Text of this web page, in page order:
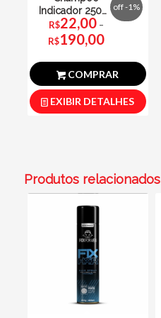
Indicador 250ml
Fox For Men
R$22,00 –
R$190,00de
preço:
R$22,00
off -1%
COMPRAR
EXIBIR DETALHES
Produtos relacionados